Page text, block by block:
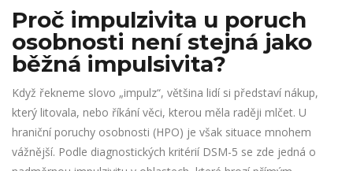
Proč impulzivita u poruch
osobnosti není stejná jako
běžná impulsivita?
Když řekneme slovo „impulz“, většina lidí si představí nákup,
který litovala, nebo říkání věci, kterou měla raději mlčet. U
hraniční poruchy osobnosti (HPO) je však situace mnohem
vážnější. Podle diagnostických kritérií DSM-5 se zde jedná o